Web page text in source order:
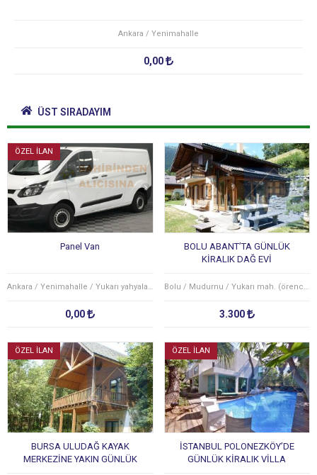
Ankara / Yenimahalle
0,00
ÜST SIRADAYIM
ÖZEL İLAN
Panel Van
Ankara / Yenimahalle / Yukarı yahyalar mah.
0,00
BOLU ABANT’TA GÜNLÜK
KİRALIK DAĞ EVİ
Bolu / Mudurnu / Yukarı mah. (örencik köyü)
3.300
ÖZEL İLAN
BURSA ULUDAĞ KAYAK
MERKEZİNE YAKIN GÜNLÜK
ÖZEL İLAN
İSTANBUL POLONEZKÖY’DE
GÜNLÜK KİRALIK VİLLA